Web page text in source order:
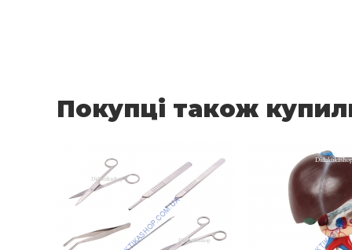
Покупці також